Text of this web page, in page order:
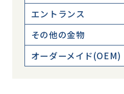
エントランス
その他の金物
オーダーメイド(OEM)